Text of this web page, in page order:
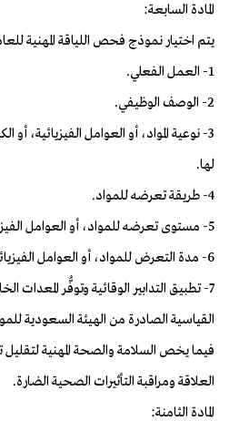
المادة السابعة:
يتم اختيار نموذج فحص اللياقة المهنية
1- العمل الفعلي.
2- الوصف الوظيفي.
3- نوعية المواد، أو العوامل الفيزيائية، أو
لها.
4- طريقة تعرضه للمواد.
5- مستوى تعرضه للمواد، أو العوامل الفيزيائية، أو الكيميائية، أو الحيوية.
6- مدة التعرض للمواد، أو العوامل الفيزيائية، أو الكيميائية، أو الحيوية.
7- تطبيق التدابير الوقائية وتوفُّر المعدات
القياسية الصادرة من الهيئة السعودية
فيما يخص السلامة والصحة المهنية
العلاقة ومراقبة التأثيرات الصحية الضارة.
المادة الثامنة: